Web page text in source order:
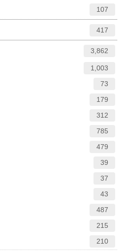
107
417
3,862
1,003
73
179
312
785
479
39
37
43
487
215
210